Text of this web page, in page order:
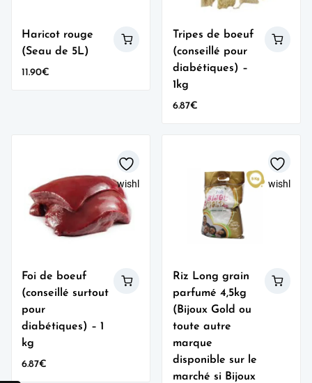
Haricot rouge
(Seau de 5L)
11.90€
Tripes de boeuf
(conseillé pour
diabétiques) –
1kg
6.87€
wishlist
Foi de boeuf
(conseillé surtout
pour
diabétiques) – 1
kg
6.87€
wishlist
Riz Long grain
parfumé 4,5kg
(Bijoux Gold ou
toute autre
marque
disponible sur le
marché si Bijoux